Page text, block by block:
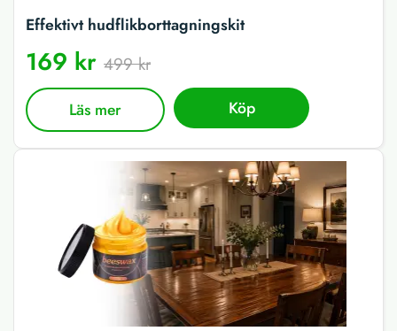
Effektivt hudflikborttagningskit
169 kr 499 kr
Läs mer Köp